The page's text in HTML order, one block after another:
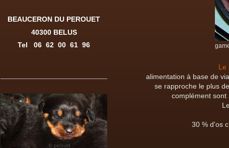
Le
alimentation à base de
se rapproche le plus
complément sont
30 % d'os
BEAUCERON DU PEROUET
40300 BELUS
Tel
06 62 00 61 96